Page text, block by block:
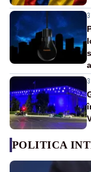
POLITICA